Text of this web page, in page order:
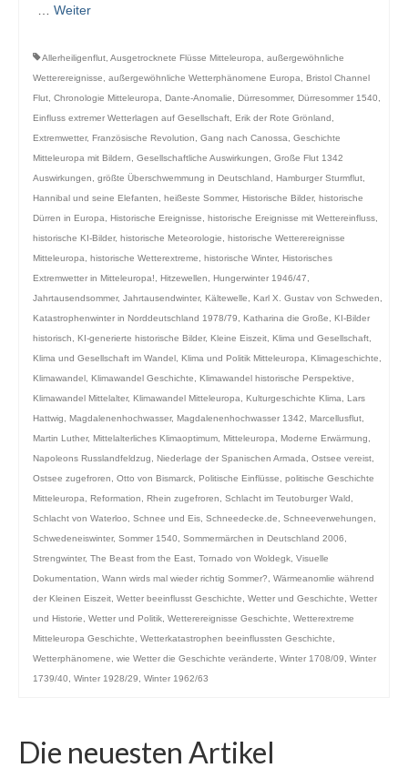
Weiter
Allerheiligenflut Ausgetrocknete Flüsse Mitteleuropa
außergewöhnliche
Wetterereignisse
außergewöhnliche Wetterphänomene Europa
Bristol Channel
Flut Chronologie Mitteleuropa Dante-Anomalie Dürresommer, Dürresommer 1540
Einfluss extremer Wetterlagen auf Gesellschaft Erik der Rote Grönland
Extremwetter, Französische Revolution Gang nach Canossa
Geschichte
Mitteleuropa mit Bildern
Gesellschaftliche Auswirkungen
Große Flut 1342
Auswirkungen
größte Überschwemmung in Deutschland Hamburger Sturmflut
Hannibal und seine Elefanten
heißeste Sommer, Historische Bilder, historische
Dürren in Europa
Historische Ereignisse historische Ereignisse mit Wettereinfluss
historische KI-Bilder, historische Meteorologie
historische Wetterereignisse
Mitteleuropa
historische Wetterextreme historische Winter, Historisches
Extremwetter in Mitteleuropa!
Hitzewellen Hungerwinter 1946/47
Jahrtausendsommer, Jahrtausendwinter, Kältewelle Karl X. Gustav von Schweden
Katastrophenwinter in Norddeutschland 1978/79
Katharina die Große
KI-Bilder
historisch
KI-generierte historische Bilder, Kleine Eiszeit Klima und Gesellschaft
Klima und Gesellschaft im Wandel Klima und Politik Mitteleuropa Klimageschichte
Klimawandel Klimawandel Geschichte Klimawandel historische Perspektive
Klimawandel Mittelalter, Klimawandel Mitteleuropa Kulturgeschichte Klima
Lars
Hattwig
Magdalenenhochwasser, Magdalenenhochwasser 1342 Marcellusflut
Martin Luther, Mittelalterliches Klimaoptimum Mitteleuropa Moderne Erwärmung
Napoleons Russlandfeldzug
Niederlage der Spanischen Armada Ostsee vereist
Ostsee zugefroren
Otto von Bismarck Politische Einflüsse
politische Geschichte
Mitteleuropa
Reformation Rhein zugefroren Schlacht im Teutoburger Wald
Schlacht von Waterloo
Schnee und Eis Schneedecke.de Schneeverwehungen
Schwedeneiswinter, Sommer 1540 Sommermärchen in Deutschland 2006
Strengwinter, The Beast from the East Tornado von Woldegk Visuelle
Dokumentation
Wann wirds mal wieder richtig Sommer?
Wärmeanomlie während
der Kleinen Eiszeit Wetter beeinflusst Geschichte Wetter und Geschichte
Wetter
und Historie
Wetter und Politik Wetterereignisse Geschichte
Wetterextreme
Mitteleuropa Geschichte
Wetterkatastrophen beeinflussten Geschichte
Wetterphänomene
wie Wetter die Geschichte veränderte Winter 1708/09
Winter
1739/40
Winter 1928/29 Winter 1962/63
Die neuesten Artikel